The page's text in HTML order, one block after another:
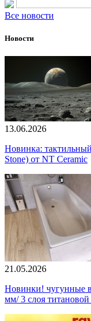
Все новости
Новости
13.06.2026
Новинка:
Stone) от NT Ceramic
21.05.2026
Новинки! чугунные
мм/ 3 слоя